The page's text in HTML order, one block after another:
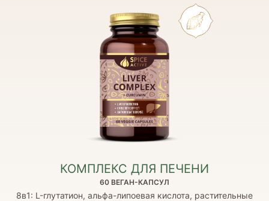
КОМПЛЕКС ДЛЯ ПЕЧЕНИ
60 ВЕГАН-КАПСУЛ
8в1: L-глутатион, альфа-липоевая кислота, растительные